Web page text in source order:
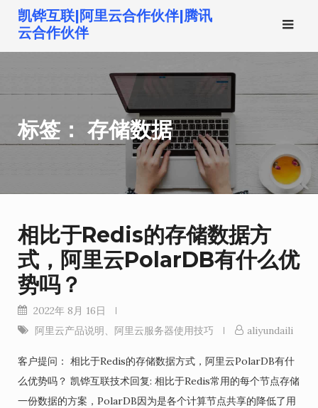
到
凯铧互联|阿里云合作伙伴|腾讯
云合作伙伴
标签： 存储数据
相比于Redis的存储数据方
式，阿里云PolarDB有什么优
势吗？
2022年 8月 16日
阿里云产品说明、 阿里云服务器使用技巧 aliyundaili
客户提问： 相比于Redis的存储数据方式，阿里云PolarDB有什
么优势吗？ 凯铧互联技术回复: 相比于Redis常用的每个节点存储
一份数据的方案，PolarDB因为是各个计算节点共享的降低了用